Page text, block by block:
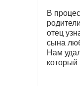
В
отец
сына
Нам